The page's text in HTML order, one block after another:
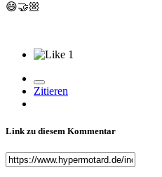
😄🤝
1
Zitieren
Link zu diesem Kommentar